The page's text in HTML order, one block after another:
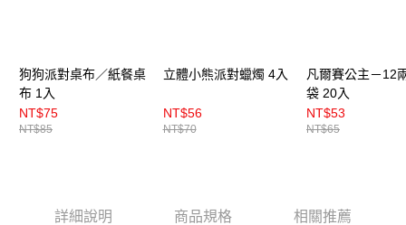
狗狗派對桌布／紙餐桌
布 1入
NT$75
NT$85
立體小熊派對蠟燭 4入
NT$56
NT$70
凡爾賽公主－12
袋 20入
NT$53
NT$65
詳細說明 商品規格 相關推薦